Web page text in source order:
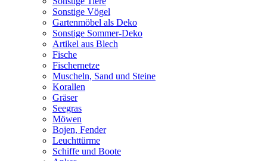
Sonstige Vögel
Gartenmöbel als Deko
Sonstige Sommer-Deko
Artikel aus Blech
Fische
Fischernetze
Muscheln, Sand und Steine
Korallen
Gräser
Seegras
Möwen
Bojen, Fender
Leuchttürme
Schiffe und Boote